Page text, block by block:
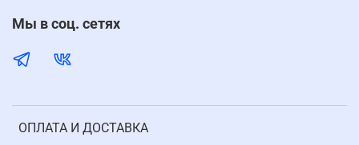
ОПЛАТА И ДОСТАВКА
Мы в соц. сетях